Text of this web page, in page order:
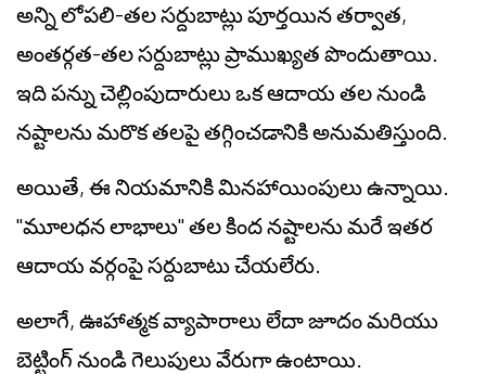
అన్ని లోపలి-తల సర్దుబాట్లు పూర్తయిన తర్వాత,
అంతర్గత-తల సర్దుబాట్లు ప్రాముఖ్యత పొందుతాయి.
ఇది పన్ను చెల్లింపుదారులు ఒక ఆదాయ తల నుండి
నష్టాలను మరొక తలపై తగ్గించడానికి అనుమతిస్తుంది.
అయితే, ఈ నియమానికి మినహాయింపులు ఉన్నాయి.
"మూలధన లాభాలు" తల కింద నష్టాలను మరే ఇతర
ఆదాయ వర్గంపై సర్దుబాటు చేయలేరు.
అలాగే, ఊహాత్మక వ్యాపారాలు లేదా జూదం మరియు
బెట్టింగ్ నుండి గెలుపులు వేరుగా ఉంటాయి.